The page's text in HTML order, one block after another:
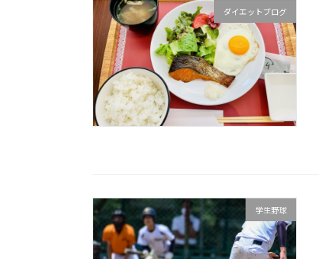
ダイエットブログ
学生野球